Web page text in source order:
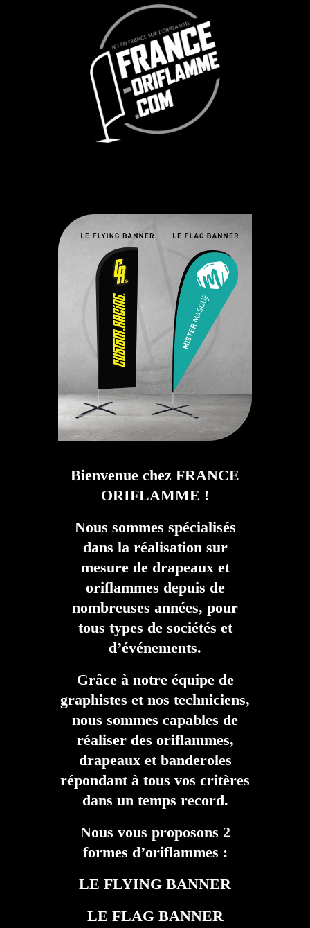
Bienvenue chez FRANCE
ORIFLAMME !
Nous sommes spécialisés
dans la réalisation sur
mesure de drapeaux et
oriflammes depuis de
nombreuses années, pour
tous types de sociétés et
d’événements.
Grâce à notre équipe de
graphistes et nos techniciens,
nous sommes capables de
réaliser des oriflammes,
drapeaux et banderoles
répondant à tous vos critères
dans un temps record.
Nous vous proposons 2
formes d’oriflammes :
LE FLYING BANNER
LE FLAG BANNER